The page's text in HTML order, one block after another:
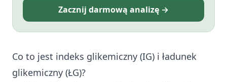
Zacznij darmową analizę →
Co to jest indeks glikemiczny (IG) i ładunek
glikemiczny (ŁG)?